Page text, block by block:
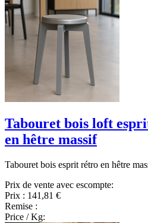
Tabouret bois loft
en hêtre massif
Tabouret bois esprit rétro en hêtre
Prix de vente avec escompte:
Prix : 141,81 €
Remise :
Price / Kg: